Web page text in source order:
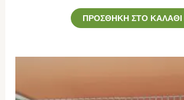
ΠΡΟΣΘΉΚΗ ΣΤΟ ΚΑΛΆΘΙ